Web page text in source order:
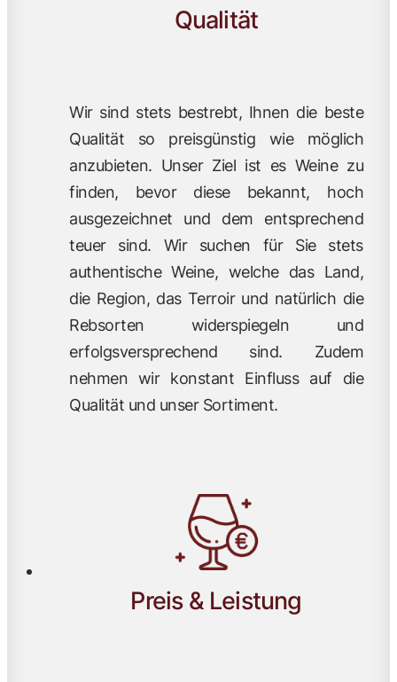
Qualität
Wir sind stets bestrebt, Ihnen die beste
Qualität so preisgünstig wie möglich
anzubieten. Unser Ziel ist es Weine zu
finden, bevor diese bekannt, hoch
ausgezeichnet und dem entsprechend
teuer sind. Wir suchen für Sie stets
authentische Weine, welche das Land,
die Region, das Terroir und natürlich die
Rebsorten widerspiegeln und
erfolgsversprechend sind. Zudem
nehmen wir konstant Einfluss auf die
Qualität und unser Sortiment.
Preis & Leistung